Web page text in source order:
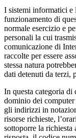
I sistemi informatici e
funzionamento di
normale esercizio e
personali la cui
comunicazione di
raccolte per essere
stessa natura
dati detenuti da terzi,
In questa categoria
dominio dei
gli indirizzi in
risorse richieste,
sottoporre la richiesta